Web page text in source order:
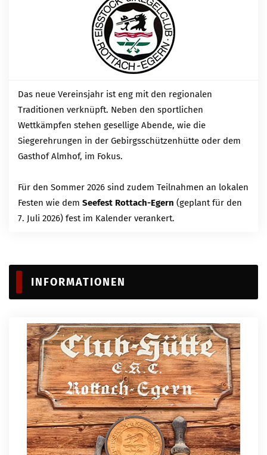
Das neue Vereinsjahr ist eng mit den regionalen
Traditionen verknüpft. Neben den sportlichen
Wettkämpfen stehen gesellige Abende, wie die
Siegerehrungen in der Gebirgsschützenhütte oder dem
Gasthof Almhof, im Fokus.
Für den Sommer 2026 sind zudem Teilnahmen an lokalen
Festen wie dem Seefest Rottach-Egern (geplant für den
7. Juli 2026) fest im Kalender verankert.
INFORMATIONEN